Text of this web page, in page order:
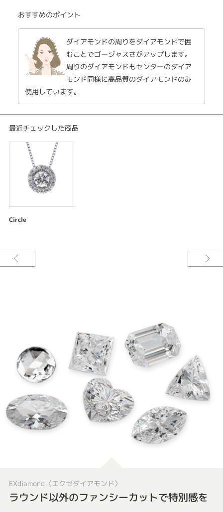
EXダイアモンド エクセダイアモンド
一生に一度の大事な時だから、ずっと身に着けていて欲しい。永遠のダイア
モンドをこれからも持っていて欲しい。それはふたりの永遠の愛の証だから
こそ、最高のダイアモンドの輝きを贈ろう。ハート＆キューピットエクセレ
ントカットを施したもっとも輝くダイアモンドを婚約指輪の代わりにプレゼ
ント。そんな男性が最近増えています。
※税込み価格になります。
おすすめのポイント
ダイアモンドの周りをダイアモンドで囲
むことでゴージャスさがアップします。
周りのダイアモンドもセンターのダイア
モンド同様に高品質のダイアモンドのみ
使用しています。
最近チェックした商品
Circle
EXdiamond〈エクセダイアモンド〉
ラウンド以外のファンシーカットで特別感を